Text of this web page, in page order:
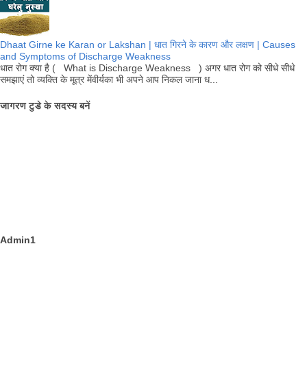
Dhaat Girne ke Karan or Lakshan | धात गिरने के कारण और लक्षण | Causes
and Symptoms of Discharge Weakness
धात रोग क्या है ( What is Discharge Weakness ) अगर धात रोग को सीधे सीधे
समझाएं तो व्यक्ति के मूत्र मेंवीर्यका भी अपने आप निकल जाना ध...
जागरण टुडे के सदस्य बनें
Admin1